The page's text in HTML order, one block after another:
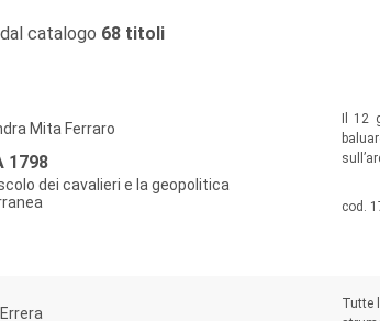
catalogo 68 titoli
Mita Ferraro
1798
dei cavalieri e la geopolitica
Il 12
che
una
cod.
Tutte